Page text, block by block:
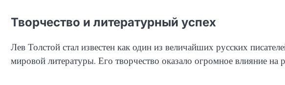
Творчество и литературный успех
Лев Толстой стал известен как один из величайших русских
мировой литературы. Его творчество оказало огромное влияние на